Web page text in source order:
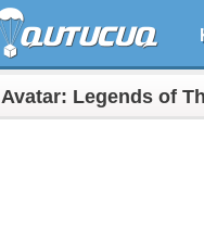
Avatar: Legends of